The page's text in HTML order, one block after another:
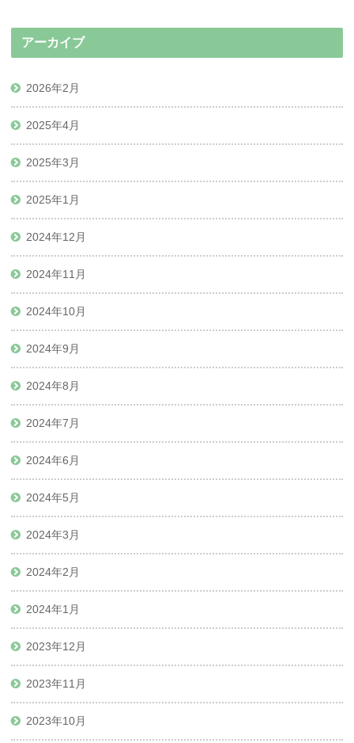
アーカイブ
2026年2月
2025年4月
2025年3月
2025年1月
2024年12月
2024年11月
2024年10月
2024年9月
2024年8月
2024年7月
2024年6月
2024年5月
2024年3月
2024年2月
2024年1月
2023年12月
2023年11月
2023年10月